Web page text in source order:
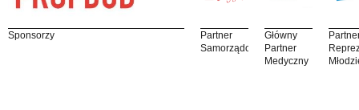
Sponsorzy
Partner
Samorządowy
Główny
Partner
Medyczny